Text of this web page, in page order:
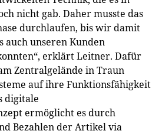
nicht gab. Daher musste das
durchlaufen, bis wir damit
auch unseren Kunden
erklärt Leitner. Dafür
Zentralgelände in Traun
auf ihre Funktionsfähigkeit
digitale
ermöglicht es durch
Bezahlen der Artikel via